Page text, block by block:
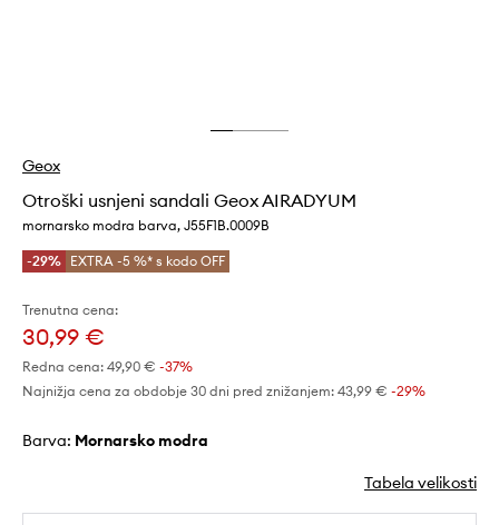
Geox
Otroški usnjeni sandali Geox AIRADYUM
mornarsko modra barva, J55F1B.0009B
-29% EXTRA -5 %* s kodo OFF
Trenutna cena:
30,99 €
Redna cena: 49,90 € -37%
Najnižja cena za obdobje 30 dni pred znižanjem: 43,99 € -29%
Barva: mornarsko modra
Tabela velikosti